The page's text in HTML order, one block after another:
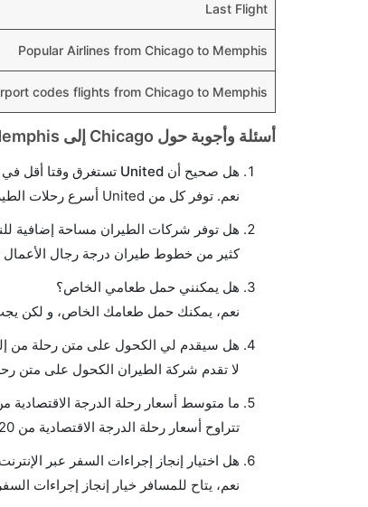
Last Flight
Popular Airlines from Chicago to Memphis
codes flights from Chicago to Memphis
أسئلة وأجوبة حول Chicago إلى Memphis الرحلات الجوية
هل صحيح أن United تستغرق وقتا أقل في رحلة مباشرة من إلىممفيس مما تستغرقه الخطوط الجوية الأخرى؟
نعم. توفر كل من United أسرع رحلات الطيران على هذا الطريق،
هل توفر شركات الطيران مساحة إضافية
كثير من خطوط طيران درجة رجال الأعمال
هل يمكنني حمل طعامي الخاص؟
نعم، يمكنك حمل طعامك الخاص، و لكن
هل سيقدم لي الكحول على متن رحلة من
لا تقدم شركة الطيران الكحول على متن
ما متوسط أسعار رحلة الدرجة
تتراوح أسعار رحلة الدرجة الاقتصادية من AED 720 إلى AED 720. يوفرون تذاكر في هذا النطاق من الأسعار.
هل اختيار إنجاز إجراءات السفر عبر
نعم، يتاح للمسافر خيار إنجاز إجراءات